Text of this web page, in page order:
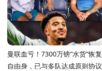
曼联血亏！7300万镑“水货”恢复
自由身，已与多队达成原则协议